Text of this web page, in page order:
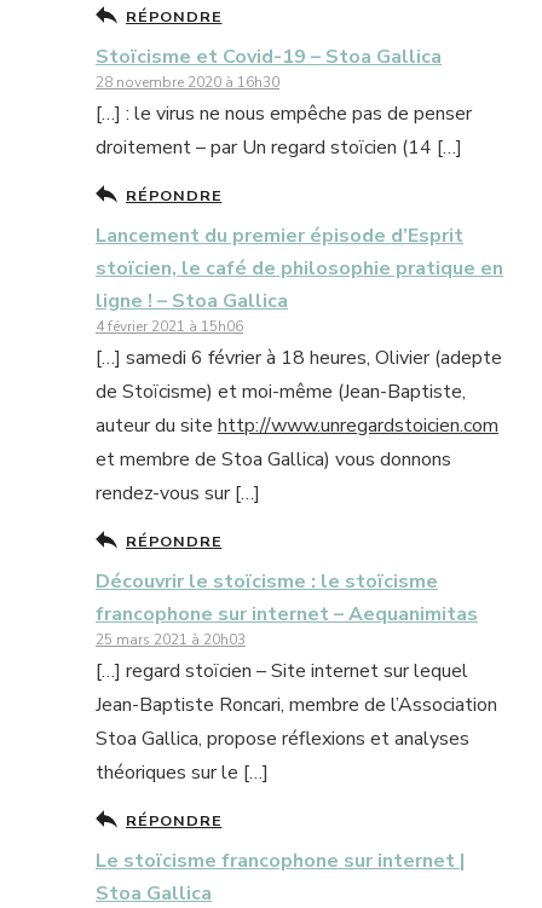
RÉPONDRE
Stoïcisme et Covid-19 – Stoa Gallica
28 novembre 2020 à 16h30
[…] : le virus ne nous empêche pas de penser
droitement – par Un regard stoïcien (14 […]
RÉPONDRE
Lancement du premier épisode d’Esprit
stoïcien, le café de philosophie pratique en
ligne ! – Stoa Gallica
4 février 2021 à 15h06
[…] samedi 6 février à 18 heures, Olivier (adepte
de Stoïcisme) et moi-même (Jean-Baptiste,
auteur du site http://www.unregardstoicien.com
et membre de Stoa Gallica) vous donnons
rendez-vous sur […]
RÉPONDRE
Découvrir le stoïcisme : le stoïcisme
francophone sur internet – Aequanimitas
25 mars 2021 à 20h03
[…] regard stoïcien – Site internet sur lequel
Jean-Baptiste Roncari, membre de l’Association
Stoa Gallica, propose réflexions et analyses
théoriques sur le […]
RÉPONDRE
Le stoïcisme francophone sur internet |
Stoa Gallica